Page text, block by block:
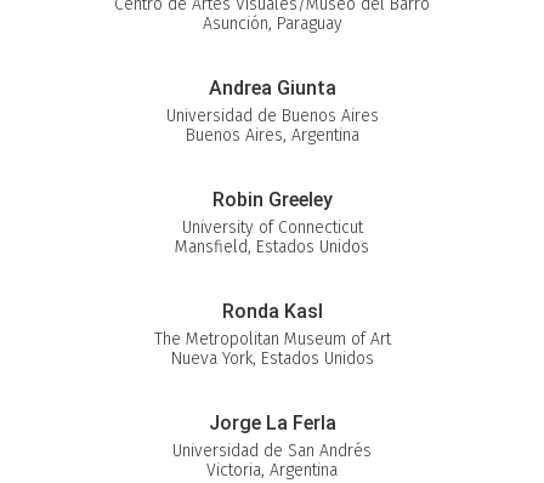
Centro de Artes Visuales/Museo del Barro
Asunción, Paraguay
Andrea Giunta
Universidad de Buenos Aires
Buenos Aires, Argentina
Robin Greeley
University of Connecticut
Mansfield, Estados Unidos
Ronda Kasl
The Metropolitan Museum of Art
Nueva York, Estados Unidos
Jorge La Ferla
Universidad de San Andrés
Victoria, Argentina